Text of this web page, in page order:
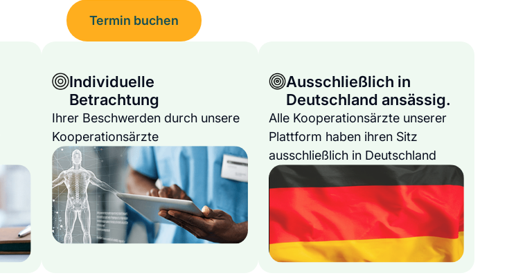
Termin buchen
Individuelle
Betrachtung
Ihrer Beschwerden durch unsere
Kooperationsärzte
Ausschließlich in
Deutschland ansässig.
Alle Kooperationsärzte unserer
Plattform haben ihren Sitz
ausschließlich in Deutschland